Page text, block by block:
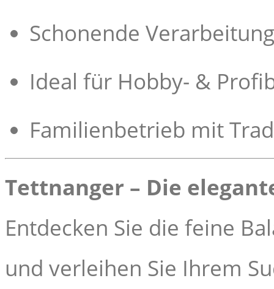
Schonende
Ideal für Hobby- &
Familienbetrieb mit
Tettnanger – Die
Entdecken Sie die feine
und verleihen Sie Ihrem